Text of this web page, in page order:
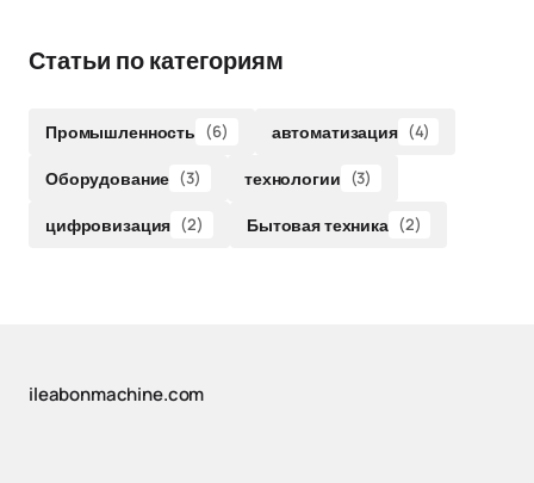
Статьи по категориям
Промышленность (6) автоматизация (4)
Оборудование (3) технологии (3)
цифровизация (2) Бытовая техника (2)
ileabonmachine.com